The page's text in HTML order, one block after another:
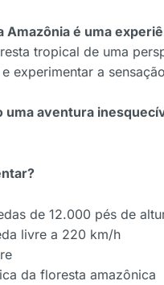
Amazônia é uma
tropical de uma
experimentar a
aventura
de 12.000 pés de
livre a 220 km/h
da floresta amazônica